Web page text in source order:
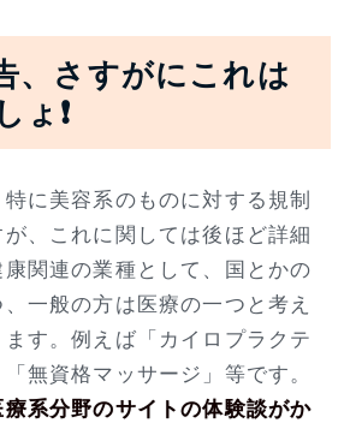
、さすがにこれは
ょ❗
に美容系のものに対する規制
、これに関しては後ほど詳細
関連の業種として、国とかの
一般の方は医療の一つと考え
す。例えば「カイロプラクテ
無資格マッサージ」等です。
系分野のサイトの体験談がか